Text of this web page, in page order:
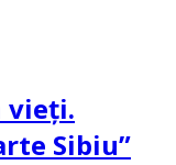
vieți.
Sibiu”